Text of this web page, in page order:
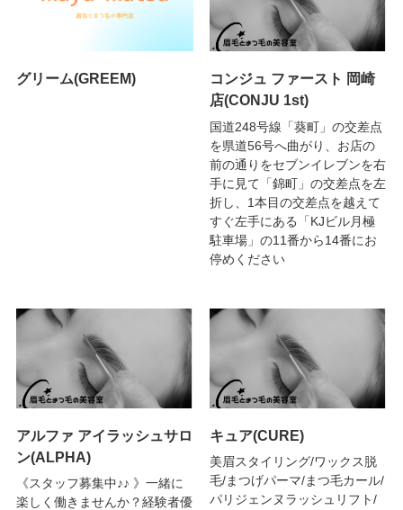
グリーム(GREEM)
コンジュ ファースト 岡崎
店(CONJU 1st)
国道248号線「葵町」の交差点
を県道56号へ曲がり、お店の
前の通りをセブンイレブンを右
手に見て「錦町」の交差点を左
折し、1本目の交差点を越えて
すぐ左手にある「KJビル月極
駐車場」の11番から14番にお
停めください
アルファ アイラッシュサロ
ン(ALPHA)
《スタッフ募集中♪♪ 》一緒に
楽しく働きませんか？経験者優
キュア(CURE)
美眉スタイリング/ワックス脱
毛/まつげパーマ/まつ毛カール/
パリジェンヌラッシュリフト/